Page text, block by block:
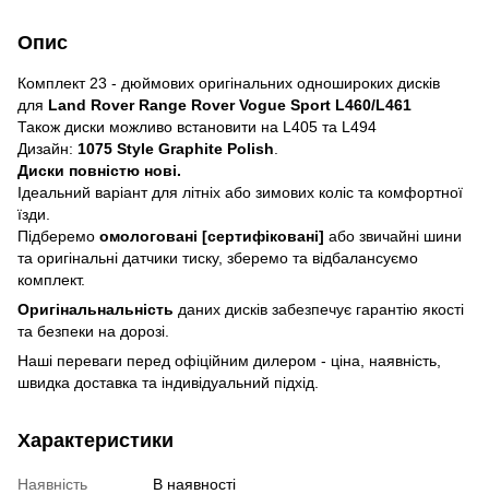
Опис
Комплект 23 - дюймових оригінальних одношироких дисків
для Land Rover Range Rover Vogue Sport L460/L461
Також диски можливо встановити на L405 та L494
Дизайн: 1075 Style Graphite Polish
Диски повністю нові.
Ідеальний варіант для літніх або зимових коліс та комфортної
їзди.
Підберемо омологовані [сертифіковані] або звичайні шини
та оригінальні датчики тиску, зберемо та відбалансуємо
комплект.
Оригінальнальність даних дисків забезпечує гарантію якості
та безпеки на дорозі.
Наші переваги перед офіційним дилером - ціна, наявність,
швидка доставка та індивідуальний підхід.
Характеристики
Наявність
В наявності